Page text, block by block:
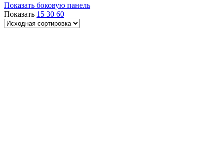
Показать боковую панель
Показать 15 30 60